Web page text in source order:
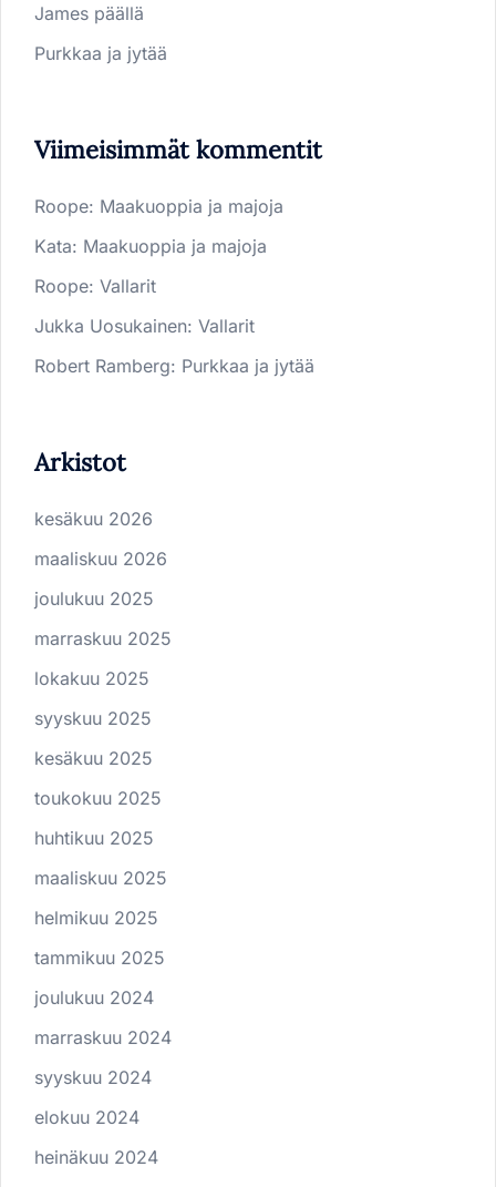
James päällä
Purkkaa ja jytää
Viimeisimmät kommentit
Roope: Maakuoppia ja majoja
Kata: Maakuoppia ja majoja
Roope: Vallarit
Jukka Uosukainen: Vallarit
Robert Ramberg: Purkkaa ja jytää
Arkistot
kesäkuu 2026
maaliskuu 2026
joulukuu 2025
marraskuu 2025
lokakuu 2025
syyskuu 2025
kesäkuu 2025
toukokuu 2025
huhtikuu 2025
maaliskuu 2025
helmikuu 2025
tammikuu 2025
joulukuu 2024
marraskuu 2024
syyskuu 2024
elokuu 2024
heinäkuu 2024